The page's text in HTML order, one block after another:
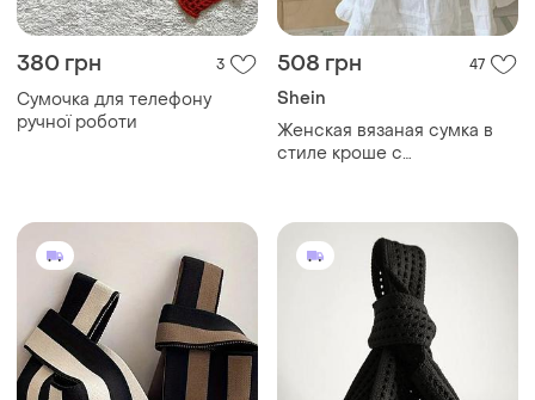
380 грн 3
Сумочка для телефону
ручної роботи
508 грн 47
Shein
Женская вязаная сумка в
стиле кроше с
молнии цвет айвори